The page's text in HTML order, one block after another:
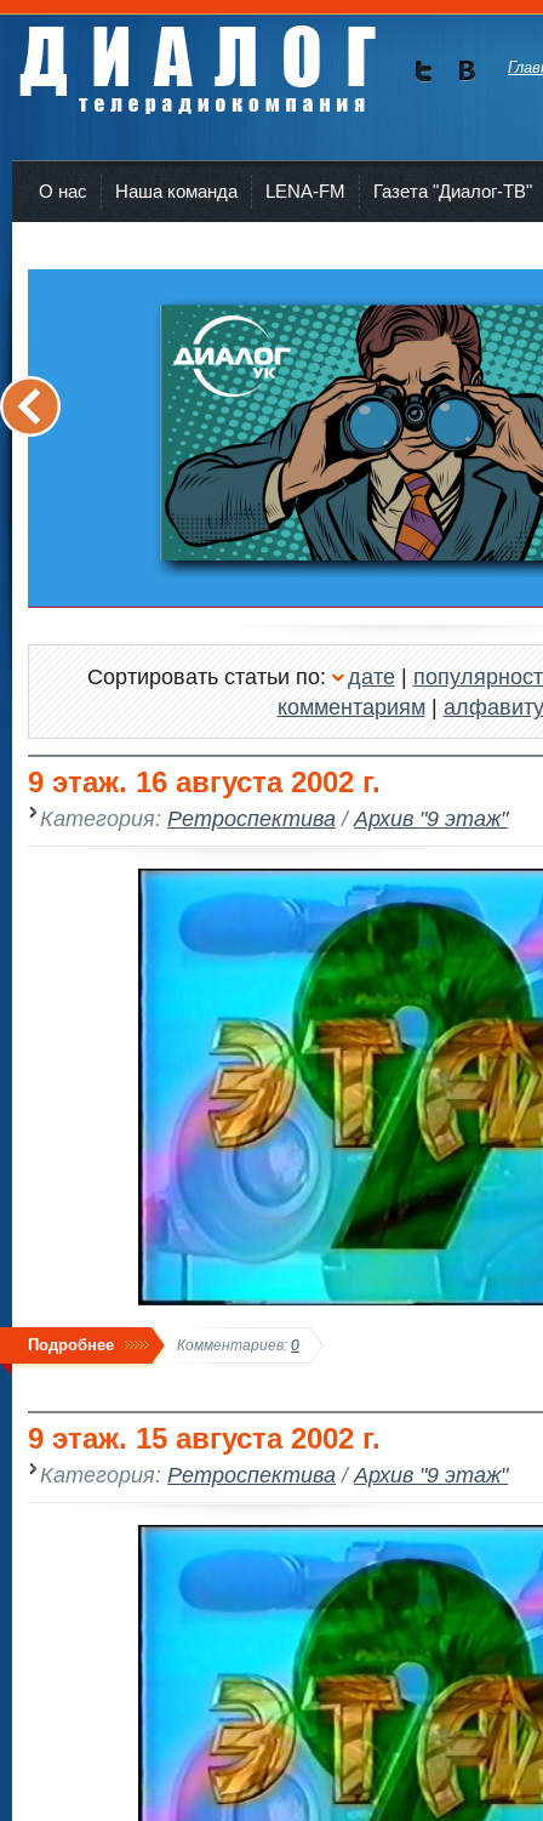
О нас Наша команда LENA-FM Газета "Диалог-ТВ"
Сортировать статьи по: дате|
комментариям| алфавиту
9 этаж. 16 августа 2002 г.
Категория: Ретроспектива /Архив "9 этаж"
Подробнее Комментариев: 0
9 этаж. 15 августа 2002 г.
Категория: Ретроспектива /Архив "9 этаж"